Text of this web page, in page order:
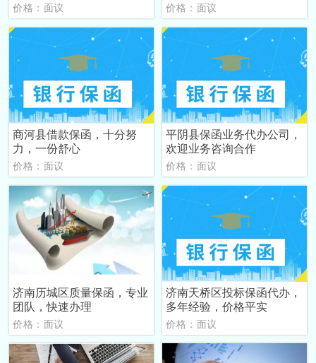
价格：面议 价格：面议
商河县借款保函，十分努
力，一份舒心
价格：面议
平阴县保函业务代办公司，
欢迎业务咨询合作
价格：面议
济南历城区质量保函，专业
团队，快速办理
价格：面议
济南天桥区投标保函代办，
多年经验，价格平实
价格：面议